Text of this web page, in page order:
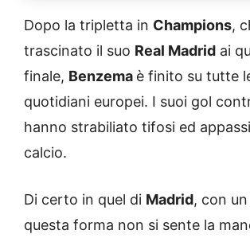
Dopo la tripletta in Champions,
trascinato il suo Real Madrid ai
finale, Benzema è finito su tutte
quotidiani europei. I suoi gol
hanno strabiliato tifosi ed
calcio.
Di certo in quel di Madrid, con un
questa forma non si sente la